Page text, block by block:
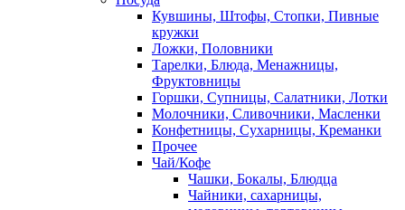
Кувшины, Штофы, Стопки, Пивные
кружки
Ложки, Половники
Тарелки, Блюда, Менажницы,
Фруктовницы
Горшки, Супницы, Салатники, Лотки
Молочники, Сливочники, Масленки
Конфетницы, Сухарницы, Креманки
Прочее
Чай/Кофе
Чашки, Бокалы, Блюдца
Чайники, сахарницы,